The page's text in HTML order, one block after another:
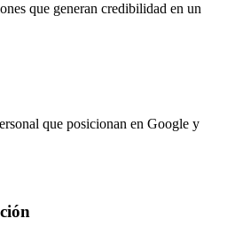
que generan credibilidad en un
que posicionan en Google y